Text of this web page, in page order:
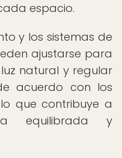
espacio.
y los sistemas de
ajustarse para
natural y regular
acuerdo con los
que contribuye a
equilibrada y